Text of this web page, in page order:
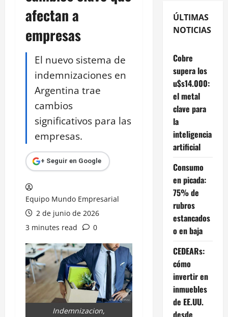
afectan a
empresas
El nuevo sistema de
indemnizaciones en
Argentina trae
cambios
significativos para las
empresas.
+ Seguir en Google
Equipo Mundo Empresarial
2 de junio de 2026
3 minutes read
0
Indemnizacion,
ÚLTIMAS
NOTICIAS
Cobre
supera los
u$s14.000:
el metal
clave para
la
inteligencia
artificial
Consumo
en picada:
75% de
rubros
estancados
o en baja
CEDEARs:
cómo
invertir en
inmuebles
de EE.UU.
desde